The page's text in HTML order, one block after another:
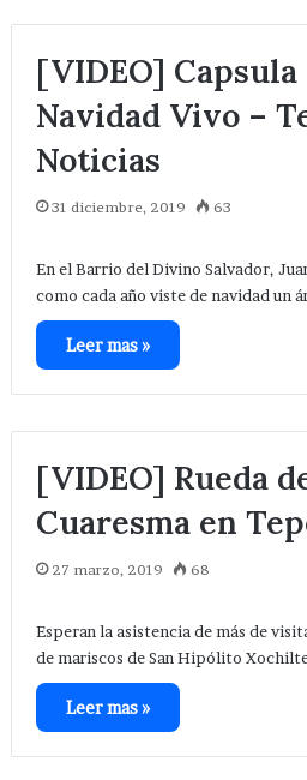
[VIDEO]
Navidad Vivo –
Noticias
31 diciembre, 2019 63
En el Barrio del Divino Salvador,
como cada año viste de navidad un
Leer mas »
[VIDEO] Rueda
Cuaresma en
27 marzo, 2019 68
Esperan la asistencia de más de
de mariscos de San Hipólito
Leer mas »